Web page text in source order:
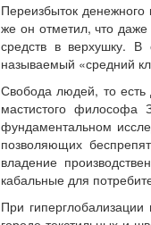
Переизбыток
же он отметил, что
средств в верхушку. В
называемый «средний
Свобода людей, то
мастистого философа
фундаментальном
позволяющих
владение
кабальные для
При